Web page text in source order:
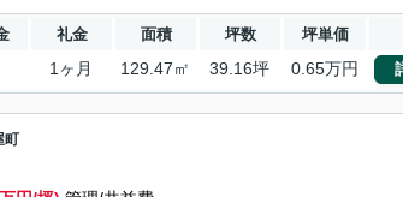
礼金 面積 坪数 坪単価
1ヶ月 129.47㎡ 39.16坪 0.65万円
町